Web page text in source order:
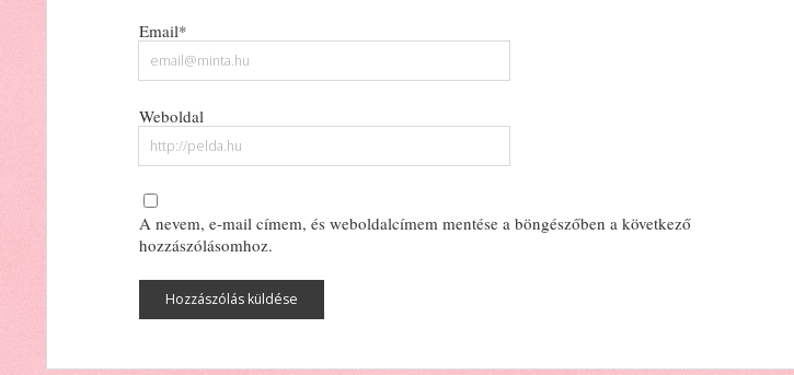
Email*
Weboldal
A nevem, e-mail címem, és weboldalcímem mentése a böngészőben a következő
hozzászólásomhoz.